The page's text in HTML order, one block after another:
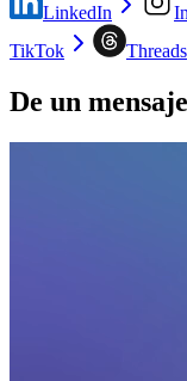
LinkedIn
TikTok
Threads
De un